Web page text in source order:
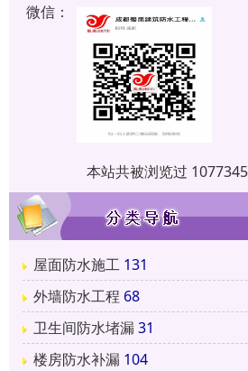
微信：
本站共被浏览过
屋面防水施工 131
外墙防水工程 68
卫生间防水堵漏31
楼房防水补漏 104